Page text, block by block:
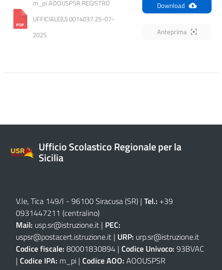
m_pi.AOOUSPSR.REGISTRO
UFFICIALE(U).0014037.25-07-
2025
Download
Anteprima
Ufficio Scolastico Regionale per la
Sicilia
V.le, Tica 149/l - 96100 Siracusa (SR) | Tel.: +39
0931447211 (centralino)
Mail: usp.sr@istruzione.it | PEC:
uspsr@postacert.istruzione.it | URP: urp.sr@istruzione.it
Codice fiscale: 80001830894 | Codice Univoco: 93BVAC
| Codice IPA: m_pi | Codice AOO: AOOUSPSR